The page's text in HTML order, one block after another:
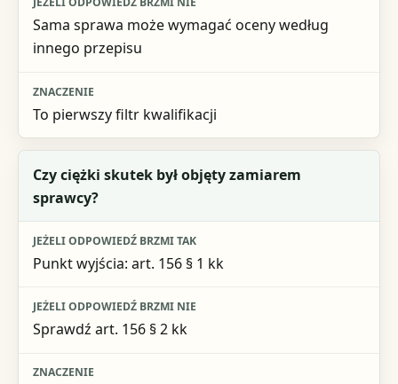
Sama sprawa może wymagać oceny według
innego przepisu
To pierwszy filtr kwalifikacji
Czy ciężki skutek był objęty zamiarem
sprawcy?
Punkt wyjścia: art. 156 § 1 kk
Sprawdź art. 156 § 2 kk